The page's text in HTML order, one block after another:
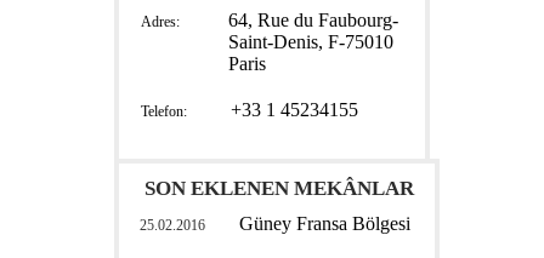
Adres:
64, Rue du Faubourg-
Saint-Denis, F-75010
Paris
Telefon: +33 1 45234155
SON EKLENEN MEKÂNLAR
25.02.2016 Güney Fransa Bölgesi